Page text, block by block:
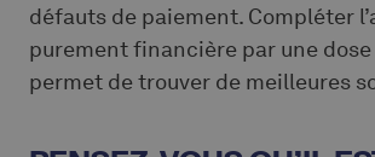
défauts de paiement. Compléter
purement financière par une dose
permet de trouver de meilleures